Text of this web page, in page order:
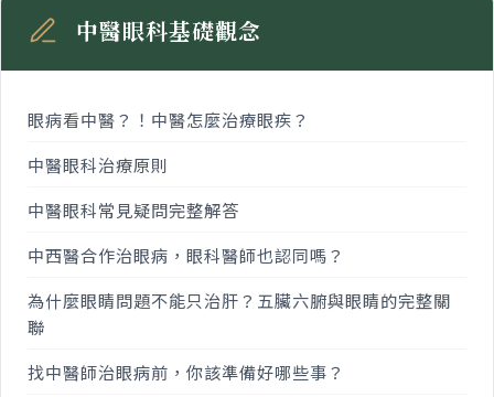
中醫眼科基礎觀念
眼病看中醫？！中醫怎麼治療眼疾？
中醫眼科治療原則
中醫眼科常見疑問完整解答
中西醫合作治眼病，眼科醫師也認同嗎？
為什麼眼睛問題不能只治肝？五臟六腑與眼睛的完整關
聯
找中醫師治眼病前，你該準備好哪些事？